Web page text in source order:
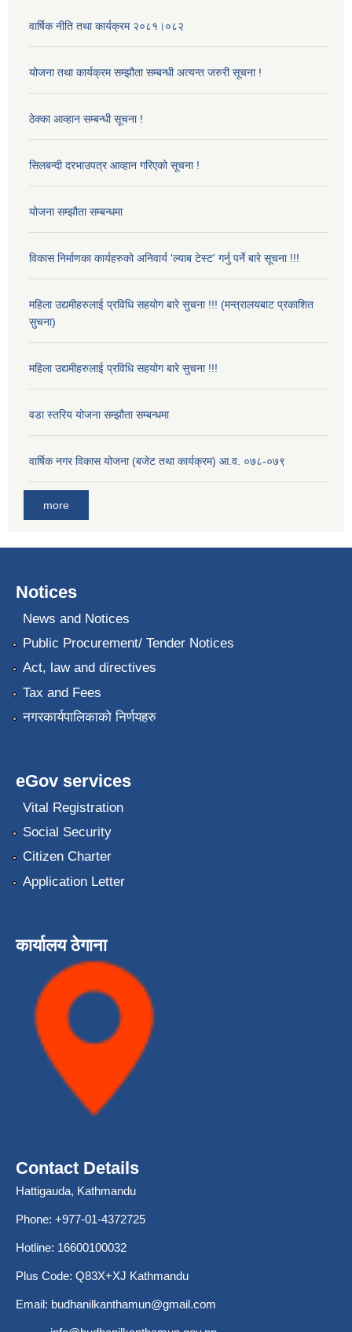
वार्षिक नीति तथा कार्यक्रम २०८१।०८२
योजना तथा कार्यक्रम सम्झौता सम्बन्धी अत्यन्त जरुरी सूचना !
ठेक्का आव्हान सम्बन्धी सूचना !
सिलबन्दी दरभाउपत्र आव्हान गरिएको सूचना !
योजना सम्झौता सम्बन्धमा
विकास निर्माणका कार्यहरुको अनिवार्य 'ल्याब टेस्ट' गर्नु पर्ने बारे सूचना !!!
महिला उद्यमीहरुलाई प्रविधि सहयोग बारे सुचना !!! (मन्त्रालयबाट प्रकाशित
सुचना)
महिला उद्यमीहरुलाई प्रविधि सहयोग बारे सुचना !!!
वडा स्तरिय योजना सम्झौता सम्बन्धमा
वार्षिक नगर विकास योजना (बजेट तथा कार्यक्रम) आ.व. ०७८-०७९
more
Notices
News and Notices
Public Procurement/ Tender Notices
Act, law and directives
Tax and Fees
नगरकार्यपालिकाको निर्णयहरु
eGov services
Vital Registration
Social Security
Citizen Charter
Application Letter
कार्यालय ठेगाना
Contact Details
Hattigauda, Kathmandu
Phone: +977-01-4372725
Hotline: 16600100032
Plus Code: Q83X+XJ Kathmandu
Email: budhanilkanthamun@gmail.com